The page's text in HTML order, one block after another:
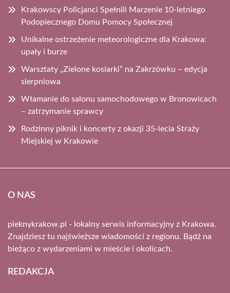
Krakowscy Policjanci Spełnili Marzenie 10-letniego
Podopiecznego Domu Pomocy Społecznej
Unikalne ostrzeżenie meteorologiczne dla Krakowa:
upały i burze
Warsztaty „Zielone kosiarki” na Zakrzówku – edycja
sierpniowa
Włamanie do salonu samochodowego w Bronowicach
– zatrzymanie sprawcy
Rodzinny piknik i koncerty z okazji 35-lecia Straży
Miejskiej w Krakowie
O NAS
pieknykrakow.pl - lokalny serwis informacyjny z Krakowa.
Znajdziesz tu najświeższe wiadomości z regionu. Bądź na
bieżąco z wydarzeniami w mieście i okolicach.
REDAKCJA